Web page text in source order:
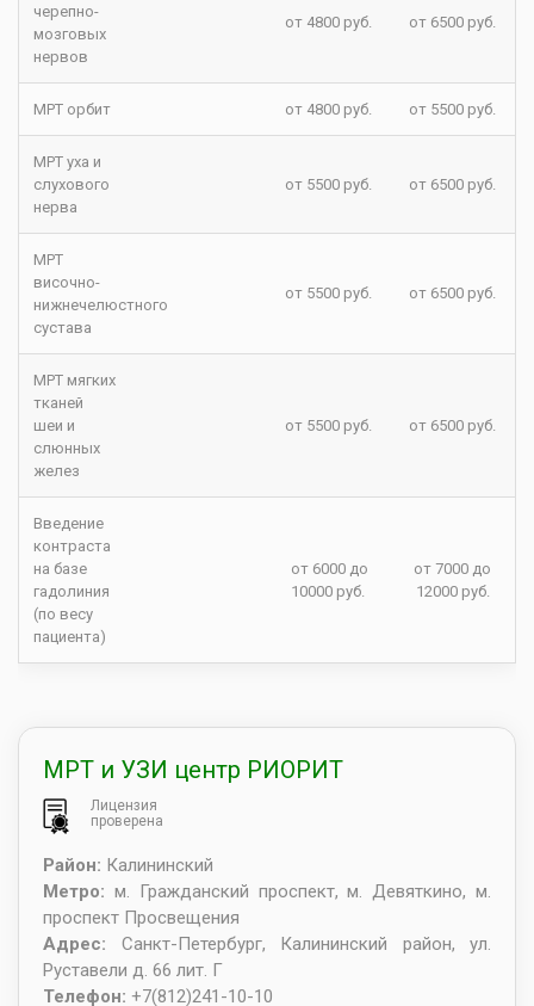
черепно-
мозговых
нервов
от 4800 руб. от 6500 руб.
МРТ орбит от 4800 руб. от 5500 руб.
МРТ уха и
слухового
нерва
от 5500 руб. от 6500 руб.
МРТ
височно-
нижнечелюстного
сустава
от 5500 руб. от 6500 руб.
МРТ мягких
тканей
шеи и
слюнных
желез
от 5500 руб. от 6500 руб.
Введение
контраста
на базе
гадолиния
(по весу
пациента)
от 6000 до
10000 руб.
от 7000 до
12000 руб.
МРТ и УЗИ центр РИОРИТ
Лицензия
проверена
Район: Калининский
Метро: м. Гражданский проспект, м. Девяткино, м.
проспект Просвещения
Адрес: Санкт-Петербург, Калининский район, ул.
Руставели д. 66 лит. Г
Телефон: +7(812)241-10-10